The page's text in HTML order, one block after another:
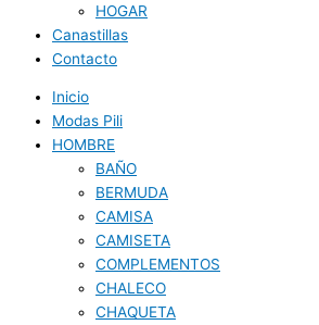
HOGAR
Canastillas
Contacto
Inicio
Modas Pili
HOMBRE
BAÑO
BERMUDA
CAMISA
CAMISETA
COMPLEMENTOS
CHALECO
CHAQUETA